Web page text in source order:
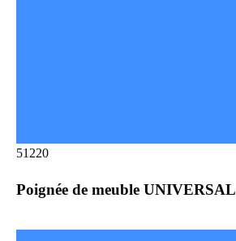
51220
Poignée de meuble UNIVERSAL